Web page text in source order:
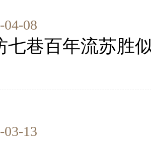
04-08
七巷百年流苏胜
03-13